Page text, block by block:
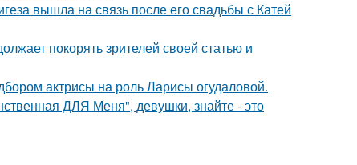
вышла на связь после его свадьбы с Катей
покорять зрителей своей статью и
актрисы на роль Ларисы огудаловой.
ДЛЯ Меня", девушки, знайте - это